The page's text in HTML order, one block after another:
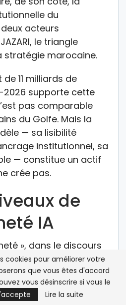
du
acteurs
le triangle
stratégie marocaine.
11 milliards de
2026 supporte cette
pas comparable
du Golfe. Mais la
— sa lisibilité
institutionnel, sa
— constitue un actif
crée pas.
de
IA
», dans le discours
un slogan si on ne
niveaux en
:
cookies pour améliorer votre
que vous êtes d'accord
vous désinscrire si vous le
Lire la suite